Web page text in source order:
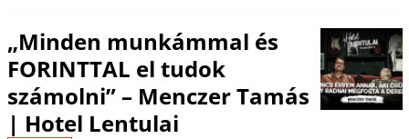
„Minden munkámmal és
FORINTTAL el tudok
számolni” – Menczer Tamás
| Hotel Lentulai